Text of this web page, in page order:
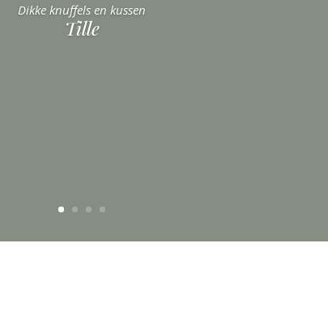
Dikke knuffels en kussen
Tille